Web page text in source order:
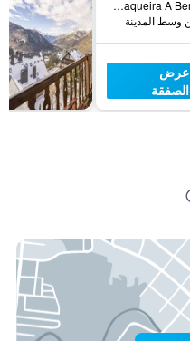
Ctra DE Baqueira A Beret Naut Arán, ناوت اران, كاتالونيا, أسبانيا
عرض
الصفقة